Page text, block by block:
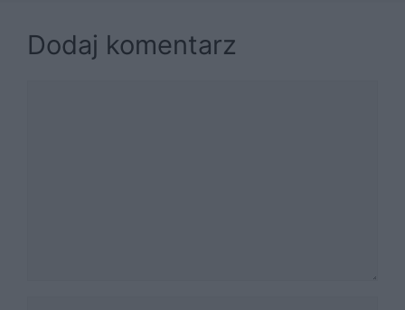
Dodaj komentarz